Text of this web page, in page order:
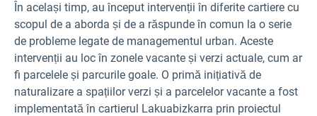
În același timp, au început intervenții în diferite cartiere cu
scopul de a aborda și de a răspunde în comun la o serie
de probleme legate de managementul urban. Aceste
intervenții au loc în zonele vacante și verzi actuale, cum ar
fi parcelele și parcurile goale. O primă inițiativă de
naturalizare a spațiilor verzi și a parcelelor vacante a fost
implementată în cartierul Lakuabizkarra prin proiectul